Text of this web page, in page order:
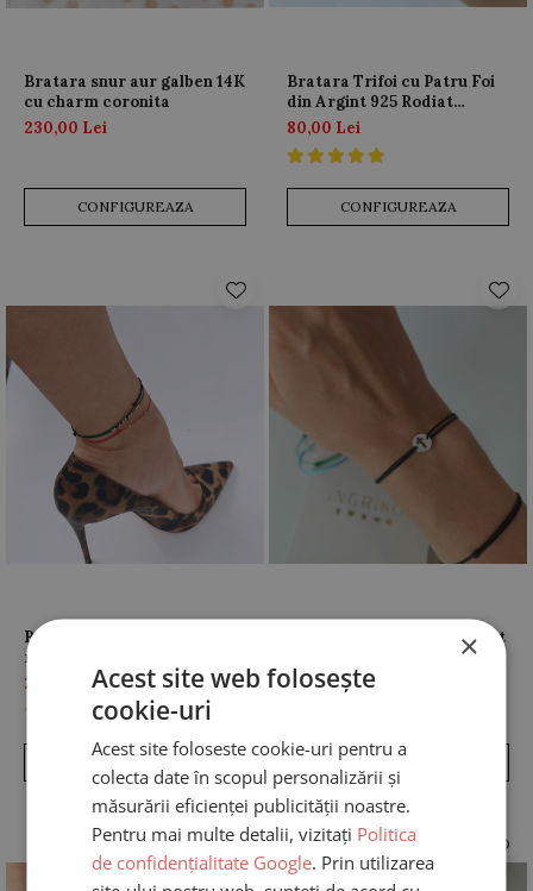
Bratara snur aur galben 14K
cu charm coronita
230,00 Lei
CONFIGUREAZA
Bratara Trifoi cu Patru Foi
din Argint 925 Rodiat
Personalizabila
80,00 Lei
CONFIGUREAZA
Bratara de picior cu snur
reglabil si 5 bilute din aur
14K pentru dama
230,00 Lei
Bratara cu cruciulita argint
70,00 Lei
CONFIGUREAZA
×
Acest site web folosește
cookie-uri
Acest site foloseste cookie-uri pentru a
colecta date în scopul personalizării și
măsurării eficienței publicității noastre.
Pentru mai multe detalii, vizitați Politica
de confidențialitate Google. Prin utilizarea